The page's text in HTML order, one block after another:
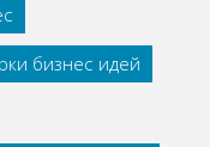
бизнес идей